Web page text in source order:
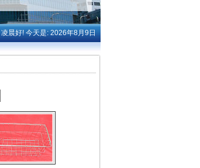
凌晨好! 今天是: 2026年8月9日